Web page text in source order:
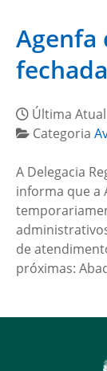
Agenfa
Última
Categoria
A Delegacia
informa que a
de
próximas: